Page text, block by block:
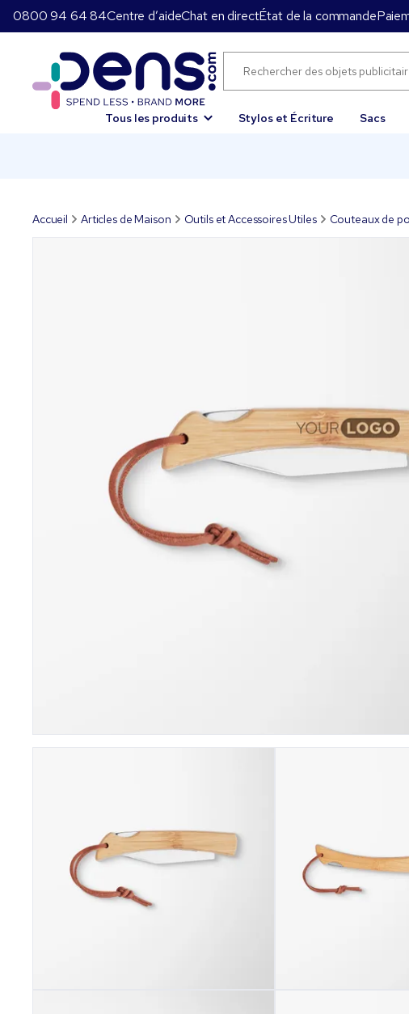
0800 94 64 84Centre d’aideChat en directÉtat de la commande
Tous les produits Stylos et Écriture Sacs
Accueil Articles de Maison Outils et Accessoires Utiles Couteaux de